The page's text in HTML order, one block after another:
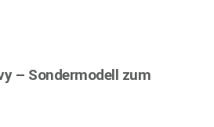
– Sondermodell zum